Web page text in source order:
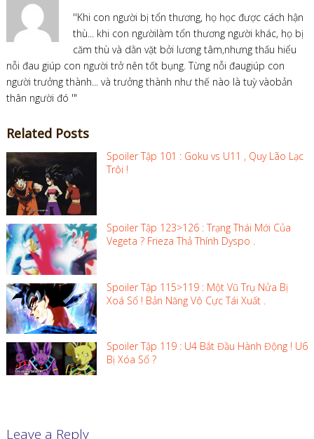
''Khi con người bị tổn thương, họ học được cách hận
thù... khi con ngườilàm tổn thương người khác, họ bị
căm thù và dằn vặt bởi lương tâm,nhưng thấu hiểu
nỗi đau giúp con người trở nên tốt bụng. Từng nỗi đaugiúp con
người trưởng thành... và trưởng thành như thế nào là tuỳ vàobản
thân người đó '"
Related Posts
Spoiler Tập 101 : Goku vs U11 , Quy Lão Lạc
Trôi !
Spoiler Tập 123>126 : Trạng Thái Mới Của
Vegeta ? Frieza Thả Thính Dyspo .
Spoiler Tập 115>119 : Một Vũ Trụ Nửa Bị
Xoá Sổ ! Bản Năng Vô Cực Tái Xuất .
Spoiler Tập 119 : U4 Bắt Đầu Hành Động ! U6
Bị Xóa Sổ ?
Leave a Reply